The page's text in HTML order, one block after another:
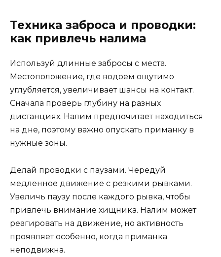
Техника заброса и проводки:
как привлечь налима
Используй длинные забросы с места.
Местоположение, где водоем ощутимо
углубляется, увеличивает шансы на контакт.
Сначала проверь глубину на разных
дистанциях. Налим предпочитает находиться
на дне, поэтому важно опускать приманку в
нужные зоны.
Делай проводки с паузами. Чередуй
медленное движение с резкими рывками.
Увеличь паузу после каждого рывка, чтобы
привлечь внимание хищника. Налим может
реагировать на движение, но активность
проявляет особенно, когда приманка
неподвижна.